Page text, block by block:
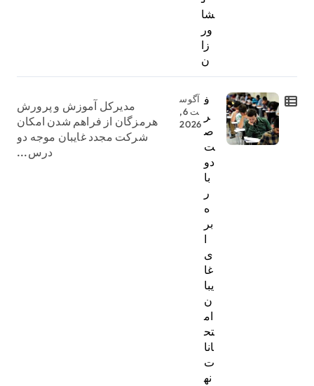
شا
ور
زا
ن
ف
ر
ص
ت
دو
با
ر
ه
بر
ا
ی
غا
یبا
ن
ام
تح
انا
ت
نه
آگوس
ت 6,
2026
مدیرکل آموزش و پرورش
هرمزگان از فراهم شدن امکان
شرکت مجدد غایبان موجه دو
درس...